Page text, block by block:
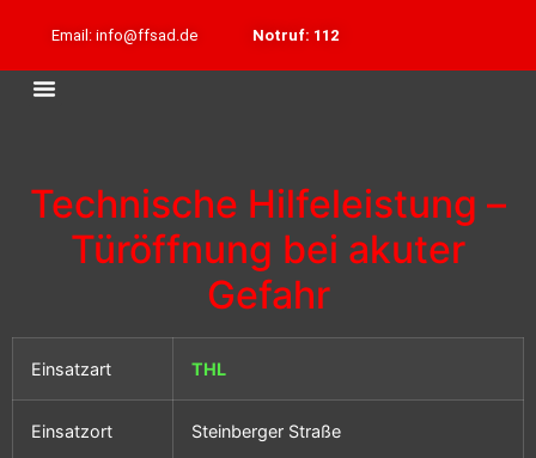
Email: info@ffsad.de Notruf: 112
Technische Hilfeleistung –
Türöffnung bei akuter
Gefahr
Einsatzart THL
Einsatzort Steinberger Straße